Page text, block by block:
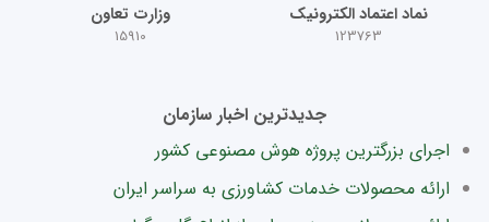
نماد اعتماد الکترونیک
123763
وزارت تعاون
15910
جدیدترین اخبار سازمان
اجرای بزرگترین پروژه هوش مصنوعی کشور
ارائه محصولات خدمات کشاورزی به سراسر ایران